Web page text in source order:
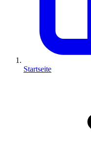
Startseite